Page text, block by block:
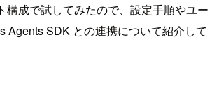
構成で試してみたので、設定手順やユー
Agents SDK との連携について紹介して